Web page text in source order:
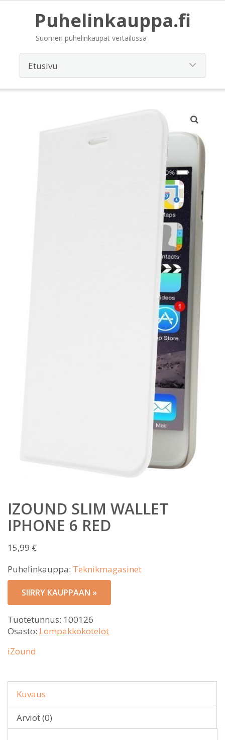
Puhelinkauppa.fi
Suomen puhelinkaupat vertailussa
IZOUND SLIM WALLET
IPHONE 6 RED
15,99 €
Puhelinkauppa: Teknikmagasinet
SIIRRY KAUPPAAN »
Tuotetunnus: 100126
Osasto: Lompakkokotelot
iZound
Kuvaus
Arviot (0)